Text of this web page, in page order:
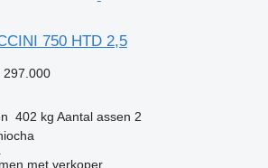
750 HTD 2,5
297.000
402 kg Aantal assen 2
met verkoper